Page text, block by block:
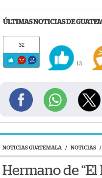
ÚLTIMAS NOTICIAS DE
32
13
NOTICIAS GUATEMALA / NOTICIAS /
Hermano de “El